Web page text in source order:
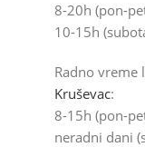
8-20h (pon-
10-15h
Radno vreme
Kruševac:
8-15h (pon-
neradni dani